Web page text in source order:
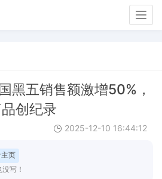
黑五销售额激增50%，
创纪录
2025-12-10 16:44:12
页
写！